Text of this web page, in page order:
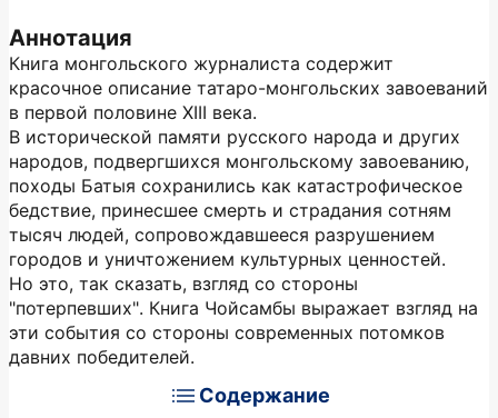
Аннотация
Книга монгольского журналиста содержит
красочное описание татаро-монгольских завоеваний
в первой половине XIII века.
В исторической памяти русского народа и других
народов, подвергшихся монгольскому завоеванию,
походы Батыя сохранились как катастрофическое
бедствие, принесшее смерть и страдания сотням
тысяч людей, сопровождавшееся разрушением
городов и уничтожением культурных ценностей.
Но это, так сказать, взгляд со стороны
"потерпевших". Книга Чойсамбы выражает взгляд на
эти события со стороны современных потомков
давних победителей.
Содержание